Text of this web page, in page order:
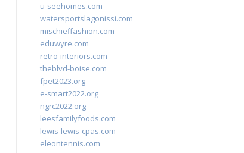
u-seehomes.com
watersportslagonissi.com
mischieffashion.com
eduwyre.com
retro-interiors.com
theblvd-boise.com
fpet2023.org
e-smart2022.org
ngrc2022.org
leesfamilyfoods.com
lewis-lewis-cpas.com
eleontennis.com